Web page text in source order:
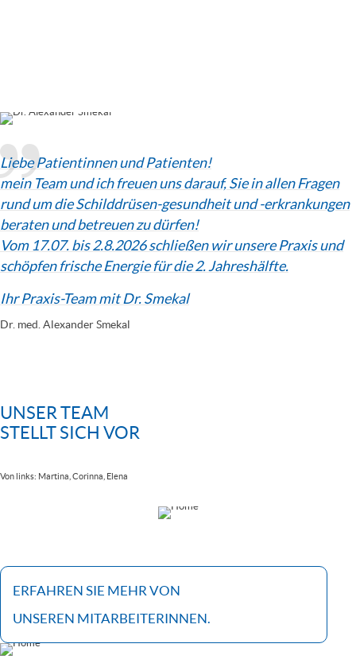
Liebe Patientinnen und Patienten!
mein Team und ich freuen uns darauf, Sie in allen Fragen
rund um die Schilddrüsen-gesundheit und -erkrankungen
beraten und betreuen zu dürfen!
Vom 17.07. bis 2.8.2026 schließen wir unsere Praxis und
schöpfen frische Energie für die 2. Jahreshälfte.
Ihr Praxis-Team mit Dr. Smekal
Dr. med. Alexander Smekal
UNSER TEAM
STELLT SICH VOR
Von links: Martina, Corinna, Elena
ERFAHREN SIE MEHR VON
UNSEREN MITARBEITERINNEN.